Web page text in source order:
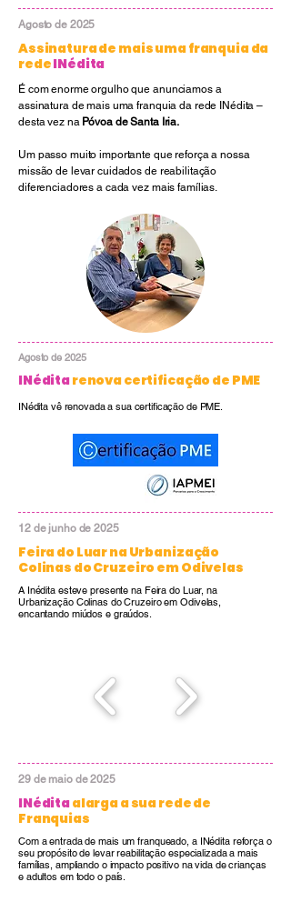
Agosto de 2025
Assinatura de mais uma franquia da
redeINédita
É com enorme orgulho que anunciamos a
assinatura de mais uma franquia da rede INédita –
desta vez na Póvoa de Santa Iria.
Um passo muito importante que reforça a nossa
missão de levar cuidados de reabilitação
diferenciadores a cada vez mais famílias.
Agosto de 2025
INéditarenova certificação de PME
INédita vê renovada a sua certificação de PME.
12 de junho de 2025
Feira do Luar na Urbanização
Colinas do Cruzeiro em Odivelas
A Inédita esteve presente na Feira do Luar, na
Urbanização Colinas do Cruzeiro em Odivelas,
encantando miúdos e graúdos.
29 de maio de 2025
INéditaalarga a sua rede de
Franquias
Com a entrada de mais um franqueado, a INédita reforça o
seu propósito de levar reabilitação especializada a mais
famílias, ampliando o impacto positivo na vida de crianças
e adultos em todo o país.